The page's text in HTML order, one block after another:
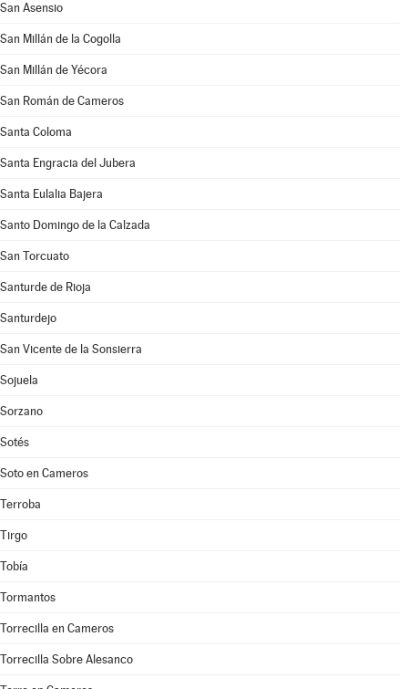
San Asensio
San Millán de la Cogolla
San Millán de Yécora
San Román de Cameros
Santa Coloma
Santa Engracia del Jubera
Santa Eulalia Bajera
Santo Domingo de la Calzada
San Torcuato
Santurde de Rioja
Santurdejo
San Vicente de la Sonsierra
Sojuela
Sorzano
Sotés
Soto en Cameros
Terroba
Tirgo
Tobía
Tormantos
Torrecilla en Cameros
Torrecilla Sobre Alesanco